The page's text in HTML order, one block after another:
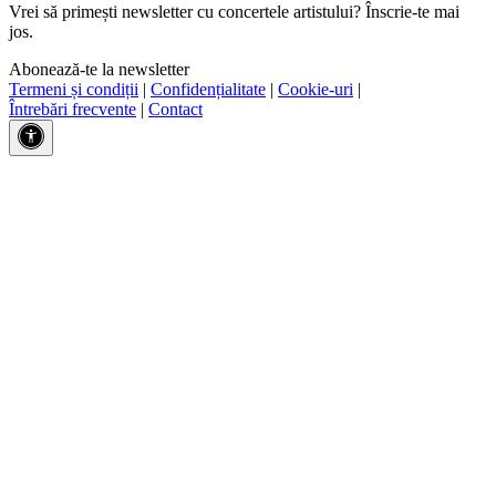
Vrei să primești newsletter cu concertele artistului? Înscrie-te mai
jos.
Abonează-te la newsletter
Termeni și condiții | Confidențialitate | Cookie-uri |
Întrebări frecvente | Contact